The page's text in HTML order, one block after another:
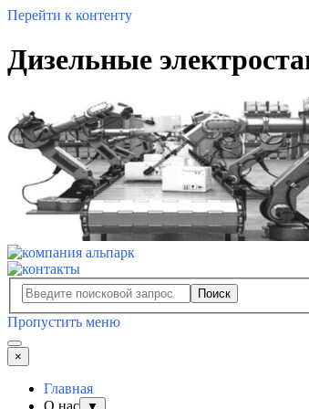
Перейти к контенту
Дизельные
Поиск
Пропустить меню
×
Главная